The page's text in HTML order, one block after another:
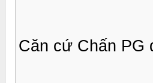
Căn cứ Chấn PG